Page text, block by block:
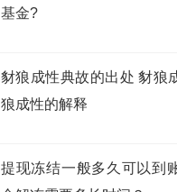
基金?
豺狼成性典故的出处 豺狼
狼成性的解释
提现冻结一般多久可以到